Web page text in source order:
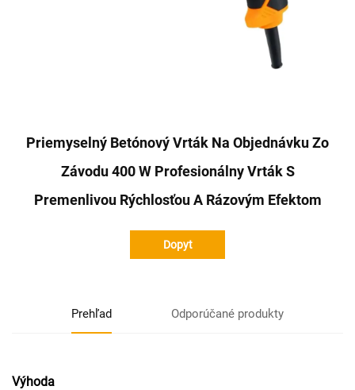
Priemyselný Betónový Vrták Na Objednávku Zo
Závodu 400 W Profesionálny Vrták S
Premenlivou Rýchlosťou A Rázovým Efektom
Dopyt
Prehľad Odporúčané produkty
Výhoda